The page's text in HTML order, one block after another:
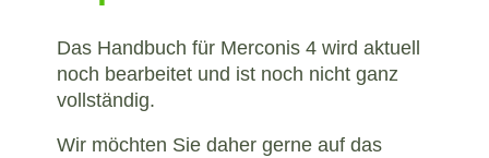
Das Handbuch für Merconis 4 wird aktuell
noch bearbeitet und ist noch nicht ganz
vollständig.
Wir möchten Sie daher gerne auf das